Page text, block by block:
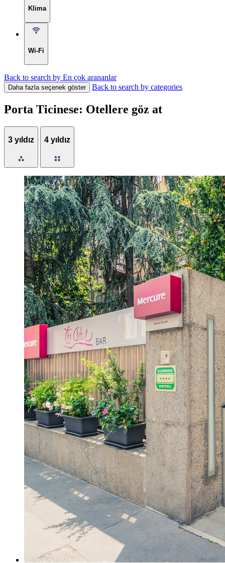
Klima
Wi-Fi
Back to search by En çok arananlar
Daha fazla seçenek göster Back to search by categories
Porta Ticinese: Otellere göz at
3 yıldız 4 yıldız